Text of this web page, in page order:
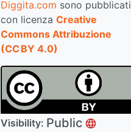
Diggita.com sono pubblicati
con licenza Creative
Commons Attribuzione
(CC BY 4.0)
Visibility: Public